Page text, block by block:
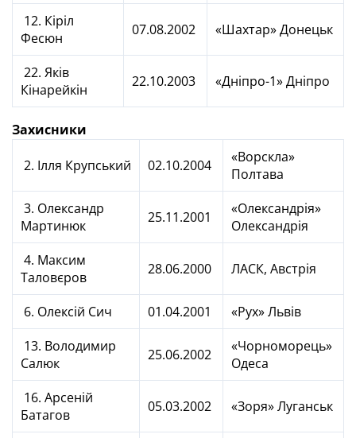
12. Кіріл
Фесюн
07.08.2002 «Шахтар» Донецьк
22. Яків
Кінарейкін
22.10.2003 «Дніпро-1» Дніпро
Захисники
2. Ілля Крупський 02.10.2004
«Ворскла»
Полтава
3. Олександр
Мартинюк
25.11.2001
«Олександрія»
Олександрія
4. Максим
Таловєров
28.06.2000 ЛАСК, Австрія
6. Олексій Сич 01.04.2001
«Рух» Львів
13. Володимир
Салюк
25.06.2002
«Чорноморець»
Одеса
16. Арсеній
Батагов
05.03.2002 «Зоря» Луганськ